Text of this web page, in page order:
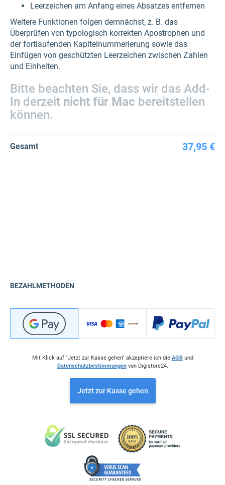
Leerzeichen am Anfang eines Absatzes entfernen
Weitere Funktionen folgen demnächst, z. B. das
Überprüfen von typologisch korrekten Apostrophen und
der fortlaufenden Kapitelnummerierung sowie das
Einfügen von geschützten Leerzeichen zwischen Zahlen
und Einheiten.
Bitte beachten Sie, dass wir das Add-
In derzeit nicht für Mac bereitstellen
können.
Gesamt 37,95 €
BEZAHLMETHODEN
Mit Klick auf "Jetzt zur Kasse gehen" akzeptiere ich die AGBund
Datenschutzbestimmungenvon Digistore24.
Jetzt zur Kasse gehen